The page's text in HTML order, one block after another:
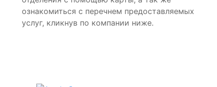
ознакомиться с перечнем предоставляемых
услуг, кликнув по компании ниже.